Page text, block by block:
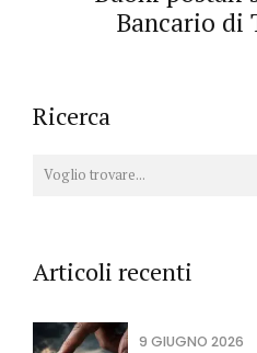
Bancario di
Ricerca
Articoli recenti
9 GIUGNO 2026